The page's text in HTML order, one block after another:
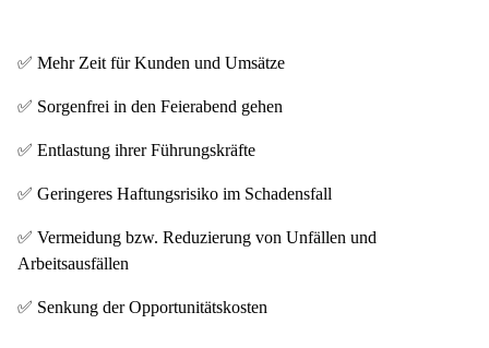
✅ Mehr Zeit für Kunden und Umsätze
✅ Sorgenfrei in den Feierabend gehen
✅ Entlastung ihrer Führungskräfte
✅ Geringeres Haftungsrisiko im Schadensfall
✅ Vermeidung bzw. Reduzierung von Unfällen und
Arbeitsausfällen
✅ Senkung der Opportunitätskosten